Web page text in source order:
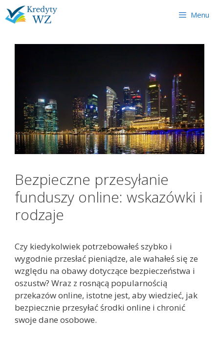
Skip
to
Menu
Bezpieczne przesyłanie
funduszy online: wskazówki i
rodzaje
Czy kiedykolwiek potrzebowałeś szybko i
wygodnie przesłać pieniądze, ale wahałeś się ze
względu na obawy dotyczące bezpieczeństwa i
oszustw? Wraz z rosnącą popularnością
przekazów online, istotne jest, aby wiedzieć, jak
bezpiecznie przesyłać środki online i chronić
swoje dane osobowe.